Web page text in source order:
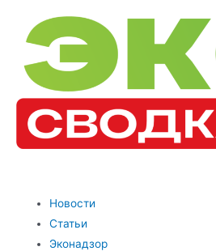
Новости
Статьи
Эконадзор